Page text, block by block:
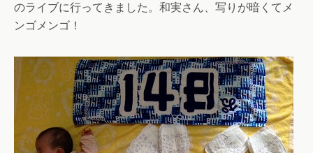
のライブに行ってきました。和実さん、写りが暗くてメ
ンゴメンゴ！